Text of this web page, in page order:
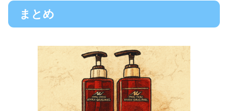
まとめ